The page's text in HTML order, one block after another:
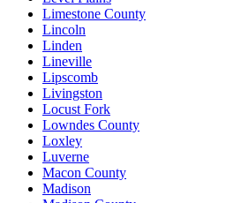
Limestone County
Lincoln
Linden
Lineville
Lipscomb
Livingston
Locust Fork
Lowndes County
Loxley
Luverne
Macon County
Madison